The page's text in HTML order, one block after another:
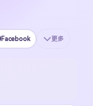
Facebook 更多